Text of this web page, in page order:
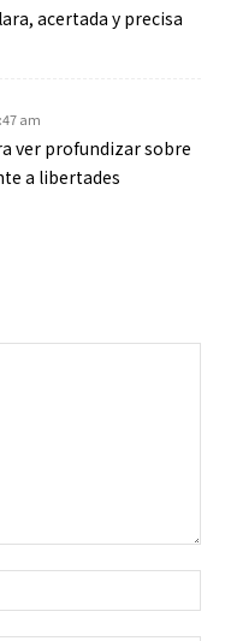
acertada y precisa
am
ver profundizar sobre
a libertades